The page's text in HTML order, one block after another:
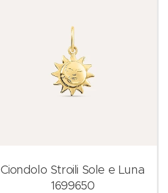
Ciondolo Stroili Sole e Luna
1699650